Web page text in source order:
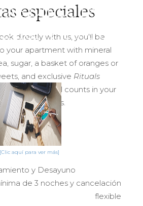
especiales
directly with us, you'll be
your apartment with mineral
sugar, a basket of oranges or
and exclusive Rituals
every detail counts in your
with us.
DIRECTAS-
15% de
[Clic aquí para ver más]
y Desayuno
de 3 noches y cancelación
flexible